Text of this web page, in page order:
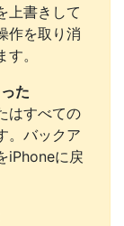
上書きして
作を取り消
。
た
はすべての
。バックア
iPhoneに戻